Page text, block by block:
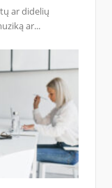
ar didelių
ar...